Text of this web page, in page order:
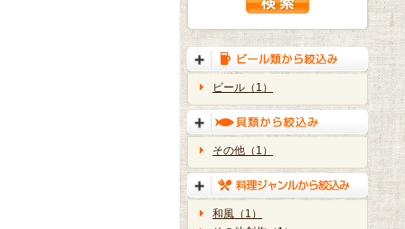
ビール（1）
その他（1）
和風（1）